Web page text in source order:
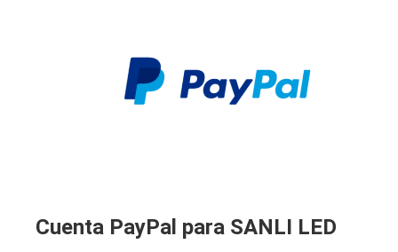
Cuenta PayPal para SANLI LED